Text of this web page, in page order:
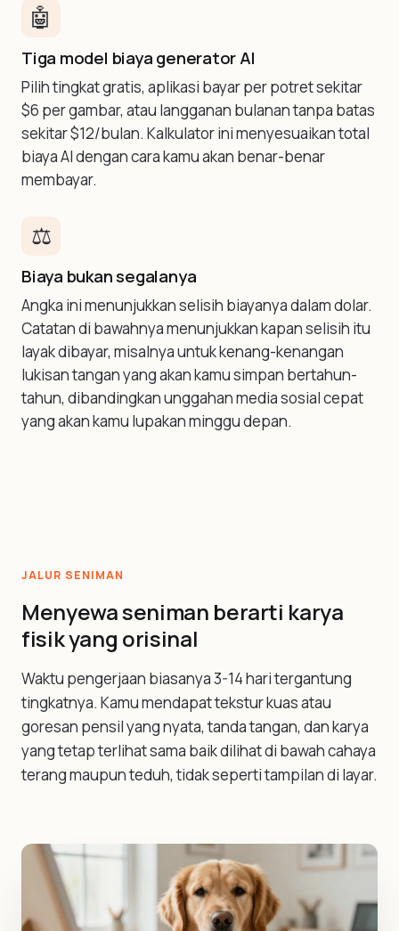
🤖
Tiga model biaya generator AI
Pilih tingkat gratis, aplikasi bayar per potret sekitar
$6 per gambar, atau langganan bulanan tanpa batas
sekitar $12/bulan. Kalkulator ini menyesuaikan total
biaya AI dengan cara kamu akan benar-benar
membayar.
⚖️
Biaya bukan segalanya
Angka ini menunjukkan selisih biayanya dalam dolar.
Catatan di bawahnya menunjukkan kapan selisih itu
layak dibayar, misalnya untuk kenang-kenangan
lukisan tangan yang akan kamu simpan bertahun-
tahun, dibandingkan unggahan media sosial cepat
yang akan kamu lupakan minggu depan.
JALUR SENIMAN
Menyewa seniman berarti karya
fisik yang orisinal
Waktu pengerjaan biasanya 3-14 hari tergantung
tingkatnya. Kamu mendapat tekstur kuas atau
goresan pensil yang nyata, tanda tangan, dan karya
yang tetap terlihat sama baik dilihat di bawah cahaya
terang maupun teduh, tidak seperti tampilan di layar.